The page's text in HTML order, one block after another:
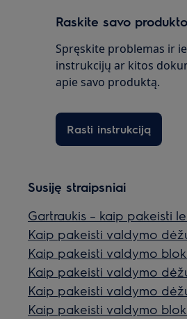
Raskite savo
Spręskite problemas ir
instrukcijų ar kitos
apie savo produktą.
Rasti instrukciją
Susiję straipsniai
Gartraukis – kaip pakeisti
Kaip pakeisti valdymo
Kaip pakeisti valdymo
Kaip pakeisti valdymo
Kaip pakeisti valdymo
Kaip pakeisti valdymo